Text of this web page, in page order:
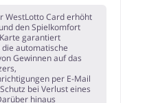
WestLotto Card erhöht
den Spielkomfort
garantiert
automatische
Gewinnen auf das
per E-Mail
bei Verlust eines
hinaus